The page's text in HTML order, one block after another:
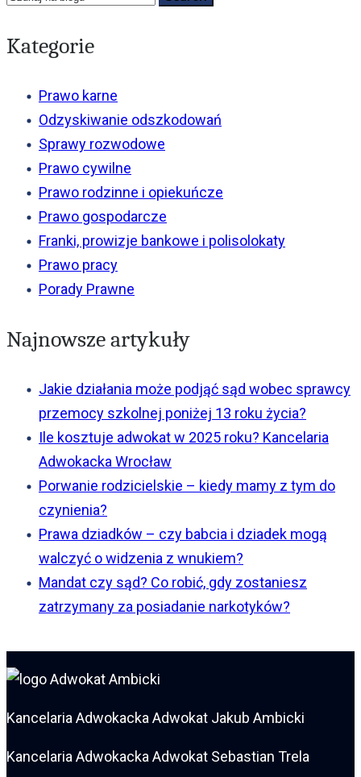
Kategorie
Prawo karne
Odzyskiwanie odszkodowań
Sprawy rozwodowe
Prawo cywilne
Prawo rodzinne i opiekuńcze
Prawo gospodarcze
Franki, prowizje bankowe i polisolokaty
Prawo pracy
Porady Prawne
Najnowsze artykuły
Jakie działania może podjąć sąd wobec sprawcy
przemocy szkolnej poniżej 13 roku życia?
Ile kosztuje adwokat w 2025 roku? Kancelaria
Adwokacka Wrocław
Porwanie rodzicielskie – kiedy mamy z tym do
czynienia?
Prawa dziadków – czy babcia i dziadek mogą
walczyć o widzenia z wnukiem?
Mandat czy sąd? Co robić, gdy zostaniesz
zatrzymany za posiadanie narkotyków?
Kancelaria Adwokacka Adwokat Jakub Ambicki
Kancelaria Adwokacka Adwokat Sebastian Trela